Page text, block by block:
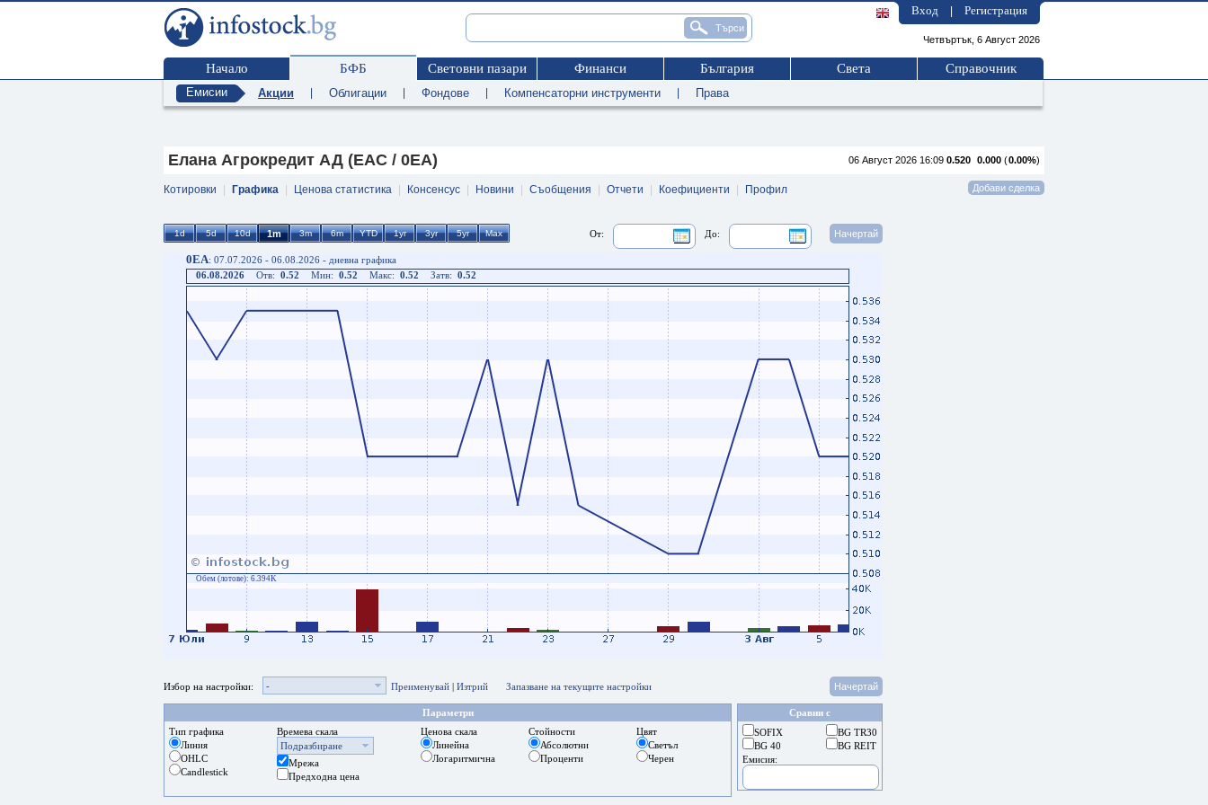
Вход Регистрация
Четвъртък, 6 Август 2026
Начало БФБ Световни пазари Финанси България Света Справочник
Емисии Акции Облигации Фондове Компенсаторни инструменти Права
06 Август 2026 16:09 0.520 0.000 (0.00%)
Елана Агрокредит АД (EAC / 0EA)
Котировки Графика Ценова статистика Консенсус Новини Съобщения Отчети Коефициенти Профил
До:
От:
0EA: 07.07.2026 - 06.08.2026 - дневна графика
06.08.2026
Отв: 0.52 Мин: 0.52 Макс: 0.52 Затв: 0.52
Обем (лотове): 6.394K
Избор на настройки: - Преименувай | Изтрий Запазване на текущите настройки
Сравни с
BG TR30
BG REIT
SOFIX
BG 40
Емисия:
Параметри
Тип графика
Линия
OHLC
Candlestick
Времева скала
Подразбиране
Мрежа
Предходна цена
Ценова скала
Линейна
Логаритмична
Стойности
Абсолютни
Проценти
Цвят
Светъл
Черен